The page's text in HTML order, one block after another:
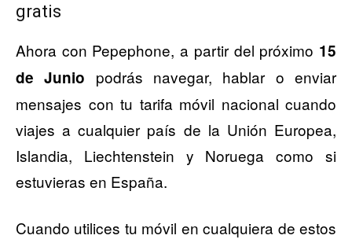
gratis
Ahora con Pepephone, a partir del próximo 15
de Junio podrás navegar, hablar o enviar
mensajes con tu tarifa móvil nacional cuando
viajes a cualquier país de la Unión Europea,
Islandia, Liechtenstein y Noruega como si
estuvieras en España.
Cuando utilices tu móvil en cualquiera de estos